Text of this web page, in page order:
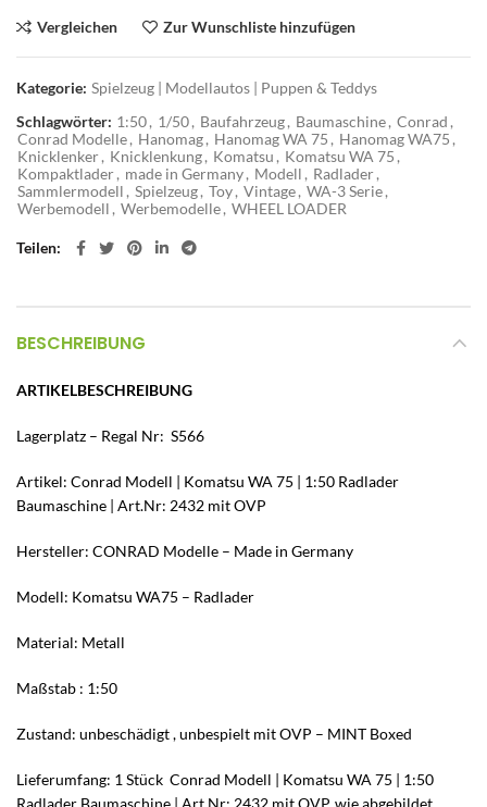
Vergleichen Zur Wunschliste hinzufügen
Kategorie: Spielzeug | Modellautos | Puppen & Teddys
Schlagwörter: 1:50, 1/50, Baufahrzeug, Baumaschine, Conrad ,
Conrad Modelle, Hanomag, Hanomag WA 75 , Hanomag WA75 ,
Knicklenker, Knicklenkung, Komatsu , Komatsu WA 75 ,
Kompaktlader, made in Germany, Modell , Radlader,
Sammlermodell , Spielzeug, Toy, Vintage, WA-3 Serie,
Werbemodell , Werbemodelle, WHEEL LOADER
Teilen
BESCHREIBUNG
ARTIKELBESCHREIBUNG
Lagerplatz – Regal Nr: S566
Artikel: Conrad Modell | Komatsu WA 75 | 1:50 Radlader
Baumaschine | Art.Nr: 2432 mit OVP
Hersteller: CONRAD Modelle – Made in Germany
Modell: Komatsu WA75 – Radlader
Material: Metall
Maßstab : 1:50
Zustand: unbeschädigt , unbespielt mit OVP – MINT Boxed
Lieferumfang: 1 Stück Conrad Modell | Komatsu WA 75 | 1:50
Radlader Baumaschine | Art.Nr: 2432 mit OVP, wie abgebildet